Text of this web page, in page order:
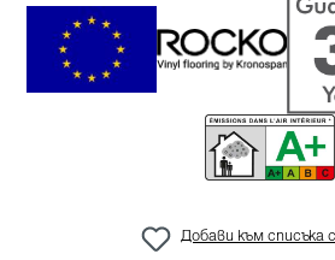
Добави към списъка